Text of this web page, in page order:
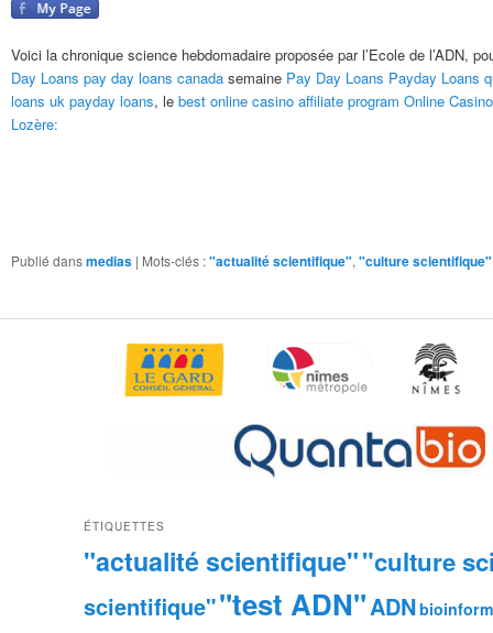
Voici la chronique science hebdomadaire proposée par l’Ecole de l’ADN,
Day Loans pay day loans canada semaine Pay Day Loans Payday Loans
loans uk payday loans, le best online casino affiliate program Online Casino
Lozère:
Publié dansmedias | Mots-clés :"actualité scientifique","culture scientifique"
ÉTIQUETTES
"actualité scientifique""culture
scientifique""test ADN"ADN